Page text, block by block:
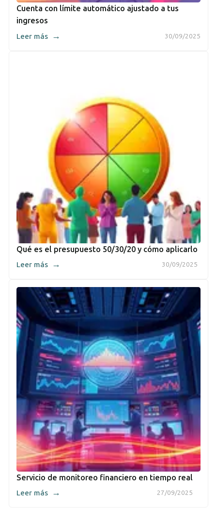
Cuenta con límite automático ajustado a tus
ingresos
30/09/2025
Leer más →
Qué es el presupuesto 50/30/20 y cómo aplicarlo
30/09/2025
Leer más →
Servicio de monitoreo financiero en tiempo real
27/09/2025
Leer más →